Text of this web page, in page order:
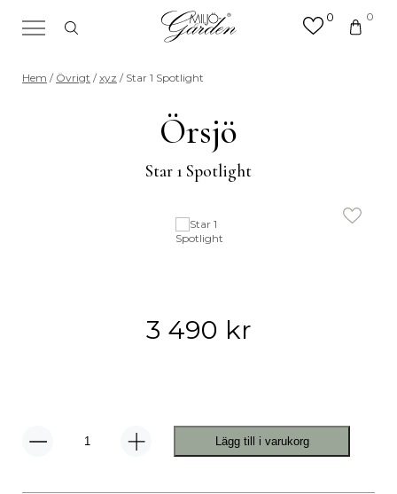
0 0
Sök efter valfri produkt eller
kategori
Hem / Övrigt /xyz / Star 1 Spotlight
Örsjö
Star 1 Spotlight
3 490 kr
Star
Lägg till i varukorg